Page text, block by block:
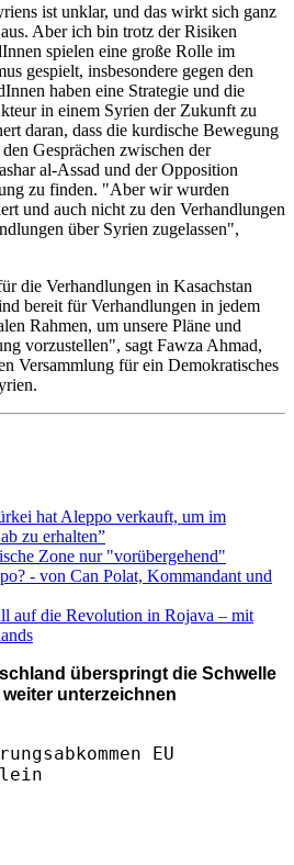
ist unklar, und das wirkt sich ganz
Aber ich bin trotz der Risiken
spielen eine große Rolle im
gespielt, insbesondere gegen den
haben eine Strategie und die
in einem Syrien der Zukunft zu
daran, dass die kurdische Bewegung
Gesprächen zwischen der
al-Assad und der Opposition
zu finden. "Aber wir wurden
und auch nicht zu den Verhandlungen
über Syrien zugelassen",
die Verhandlungen in Kasachstan
bereit für Verhandlungen in jedem
Rahmen, um unsere Pläne und
vorzustellen", sagt Fawza Ahmad,
Versammlung für ein Demokratisches
hat Aleppo verkauft, um im
zu erhalten”
Zone nur "vorübergehend"
- von Can Polat, Kommandant und
auf die Revolution in Rojava – mit
überspringt die Schwelle
unterzeichnen